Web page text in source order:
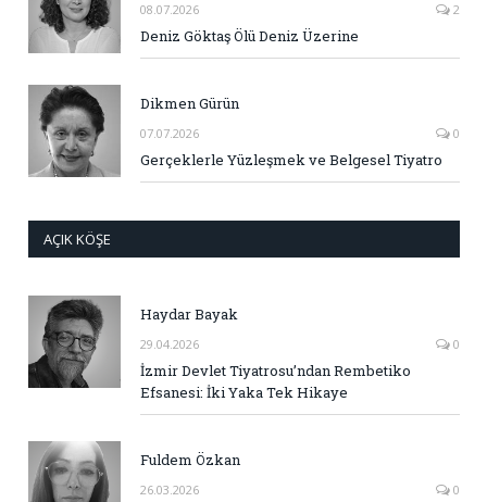
08.07.2026 2
Deniz Göktaş Ölü Deniz Üzerine
Dikmen Gürün
07.07.2026 0
Gerçeklerle Yüzleşmek ve Belgesel Tiyatro
AÇIK KÖŞE
Haydar Bayak
29.04.2026 0
İzmir Devlet Tiyatrosu’ndan Rembetiko
Efsanesi: İki Yaka Tek Hikaye
Fuldem Özkan
26.03.2026 0